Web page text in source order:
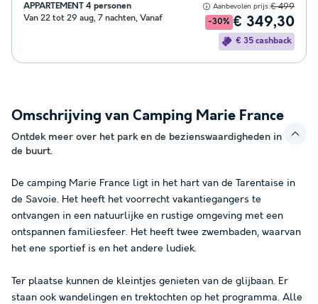
APPARTEMENT 4 personen
Van 22 tot 29 aug, 7 nachten, Vanaf
Aanbevolen prijs:€ 499
-30% € 349,30
€ 35 cashback
Omschrijving van Camping Marie France
Ontdek meer over het park en de bezienswaardigheden in
de buurt.
De camping Marie France ligt in het hart van de Tarentaise in
de Savoie. Het heeft het voorrecht vakantiegangers te
ontvangen in een natuurlijke en rustige omgeving met een
ontspannen familiesfeer. Het heeft twee zwembaden, waarvan
het ene sportief is en het andere ludiek.
Ter plaatse kunnen de kleintjes genieten van de glijbaan. Er
staan ook wandelingen en trektochten op het programma. Alle